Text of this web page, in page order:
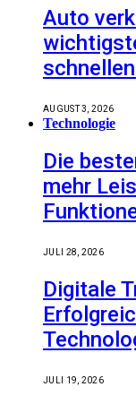
Auto
AUGUST 3, 2026
Technologie
Die
mehr
JULI 28, 2026
Digitale
JULI 19, 2026